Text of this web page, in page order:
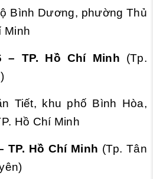
Bình Dương, phường Thủ
Minh
– TP. Hồ Chí Minh (Tp.
Tiết, khu phố Bình Hòa,
Hồ Chí Minh
TP. Hồ Chí Minh (Tp. Tân